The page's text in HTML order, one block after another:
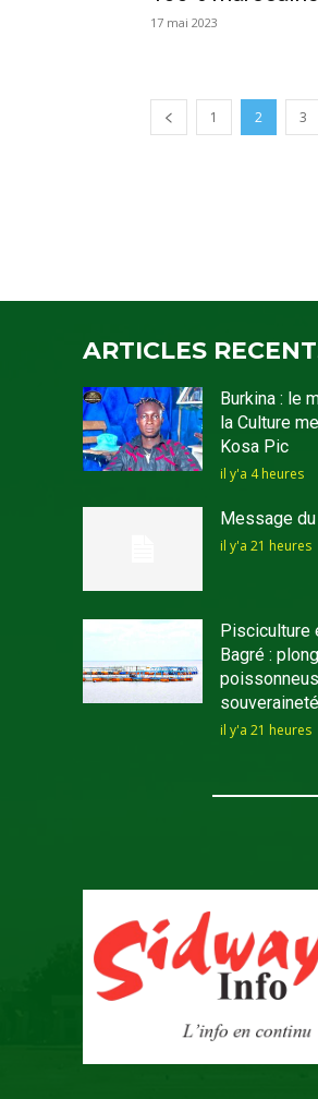
17 mai 2023
1 2 3
ARTICLES
Burkina : le
la Culture
Kosa Pic
il y'a 4 heures
Message
il y'a 21 heures
Pisciculture
Bagré :
il y'a 21 heures